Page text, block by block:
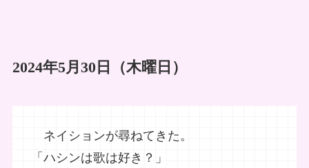
2024年5月30日（木曜日）
ネイションが尋ねてきた。
「ハシンは歌は好き？」